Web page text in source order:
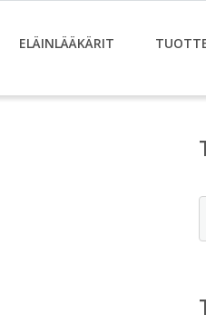
ELÄINLÄÄKÄRIT